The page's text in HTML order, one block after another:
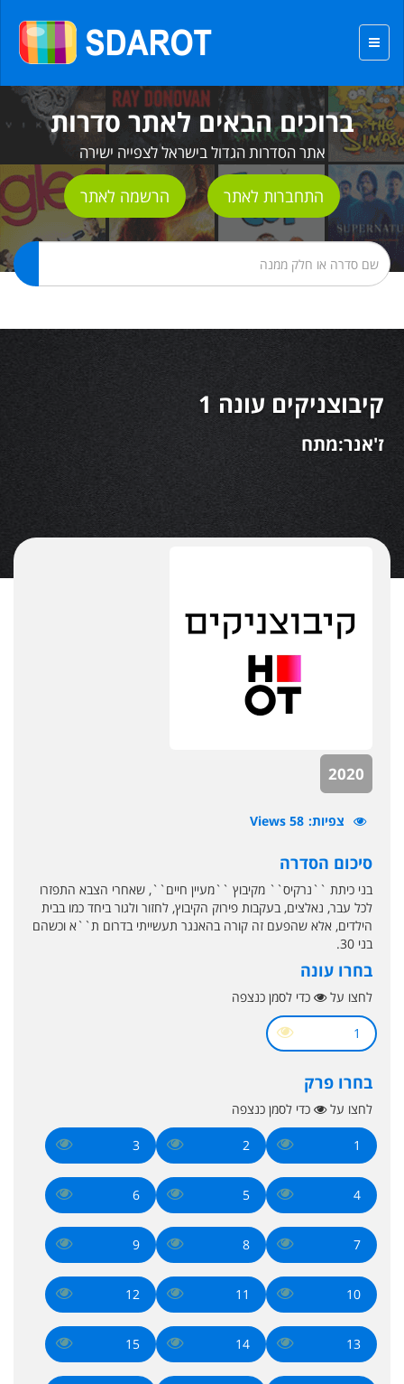
ברוכים הבאים לאתר סדרות
אתר הסדרות הגדול בישראל לצפייה ישירה
התחברות לאתר הרשמה לאתר
קיבוצניקים עונה 1
ז'אנר:מתח
2020
צפיות 58 Views
סיכום הסדרה
בני כיתת ``נרקיס`` מקיבוץ ``מעיין חיים``, שאחרי הצבא התפזרו
לכל עבר, נאלצים, בעקבות פירוק הקיבוץ, לחזור ולגור ביחד כמו בבית
הילדים, אלא שהפעם זה קורה בהאנגר תעשייתי בדרום ת``א וכשהם
בני 30.
בחרו עונה
לחצו על כדי לסמן כנצפה
1
בחרו פרק
לחצו על כדי לסמן כנצפה
1
2
3
4
5
6
7
8
9
10
11
12
13
14
15